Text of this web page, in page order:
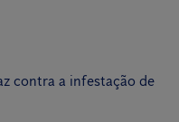
contra a infestação de